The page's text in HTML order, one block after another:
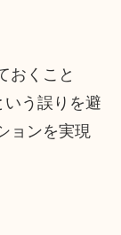
おくこと
いう誤りを避
ョンを実現